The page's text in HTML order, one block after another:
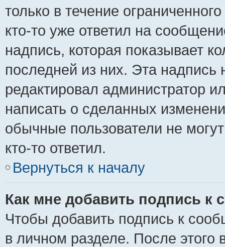
только в течение
кто-то уже ответил на
надпись, которая показывает
последней из них. Эта
редактировал администратор
написать о сделанных
обычные пользователи не
кто-то ответил.
Вернуться к началу
Как мне добавить подпись к
Чтобы добавить подпись к
в личном разделе. После